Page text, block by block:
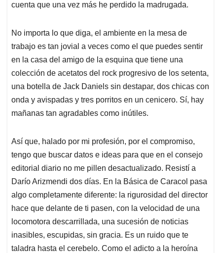
cuenta que una vez más he perdido la madrugada.
No importa lo que diga, el ambiente en la mesa de
trabajo es tan jovial a veces como el que puedes sentir
en la casa del amigo de la esquina que tiene una
colección de acetatos del rock progresivo de los setenta,
una botella de Jack Daniels sin destapar, dos chicas con
onda y avispadas y tres porritos en un cenicero. Sí, hay
mañanas tan agradables como inútiles.
Así que, halado por mi profesión, por el compromiso,
tengo que buscar datos e ideas para que en el consejo
editorial diario no me pillen desactualizado. Resistí a
Darío Arizmendi dos días. En la Básica de Caracol pasa
algo completamente diferente: la rigurosidad del director
hace que delante de ti pasen, con la velocidad de una
locomotora descarrillada, una sucesión de noticias
inasibles, escupidas, sin gracia. Es un ruido que te
taladra hasta el cerebelo. Como el adicto a la heroína